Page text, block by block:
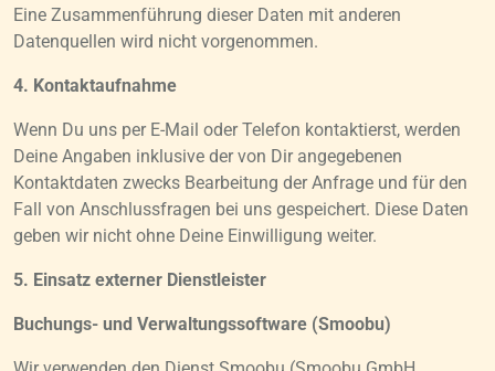
Eine Zusammenführung dieser Daten mit anderen
Datenquellen wird nicht vorgenommen.
4. Kontaktaufnahme
Wenn Du uns per E-Mail oder Telefon kontaktierst, werden
Deine Angaben inklusive der von Dir angegebenen
Kontaktdaten zwecks Bearbeitung der Anfrage und für den
Fall von Anschlussfragen bei uns gespeichert. Diese Daten
geben wir nicht ohne Deine Einwilligung weiter.
5. Einsatz externer Dienstleister
Buchungs- und Verwaltungssoftware (Smoobu)